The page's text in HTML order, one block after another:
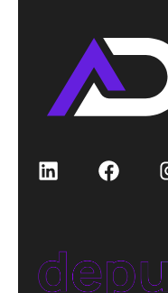
LinkedIn Facebook